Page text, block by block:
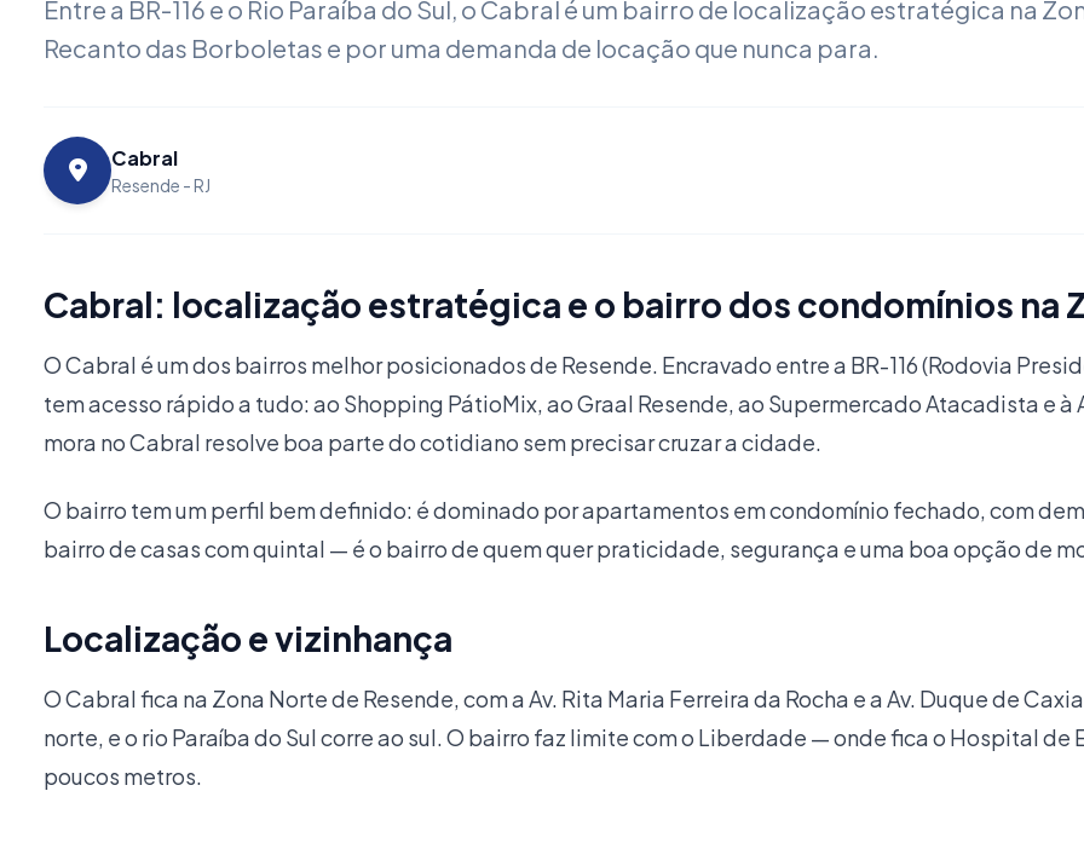
Entre a BR-116 e o Rio Paraíba do Sul, o Cabral é um bairro de localização estratégica na
Recanto das Borboletas e por uma demanda de locação que nunca para.
Cabral
Resende - RJ
Cabral: localização estratégica e o bairro dos condomínios na
O Cabral é um dos bairros melhor posicionados de Resende. Encravado entre a BR-116 (Rodovia
tem acesso rápido a tudo: ao Shopping PátioMix, ao Graal Resende, ao Supermercado Atacadista e
mora no Cabral resolve boa parte do cotidiano sem precisar cruzar a cidade.
O bairro tem um perfil bem definido: é dominado por apartamentos em condomínio fechado, com
bairro de casas com quintal — é o bairro de quem quer praticidade, segurança e uma boa opção de
Localização e vizinhança
O Cabral fica na Zona Norte de Resende, com a Av. Rita Maria Ferreira da Rocha e a Av. Duque de
norte, e o rio Paraíba do Sul corre ao sul. O bairro faz limite com o Liberdade — onde fica o Hospital de
poucos metros.